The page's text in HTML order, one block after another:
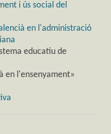
i ús social del
en l'administració
educatiu de
en l'ensenyament»